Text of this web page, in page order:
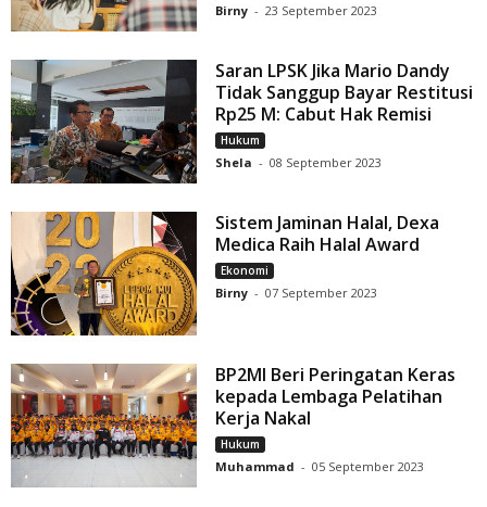
Birny - 23 September 2023
Saran LPSK Jika Mario Dandy
Tidak Sanggup Bayar Restitusi
Rp25 M: Cabut Hak Remisi
Hukum
Shela - 08 September 2023
Sistem Jaminan Halal, Dexa
Medica Raih Halal Award
Ekonomi
Birny - 07 September 2023
BP2MI Beri Peringatan Keras
kepada Lembaga Pelatihan
Kerja Nakal
Hukum
Muhammad - 05 September 2023